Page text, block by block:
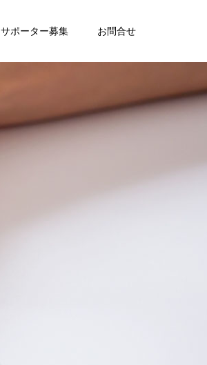
サポーター募集 お問合せ